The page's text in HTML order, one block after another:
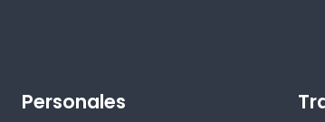
Personales